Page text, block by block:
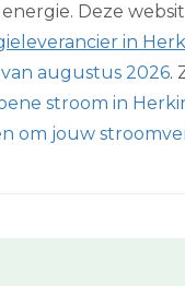
Deze
in
augustus 2026.
stroom in
om jouw